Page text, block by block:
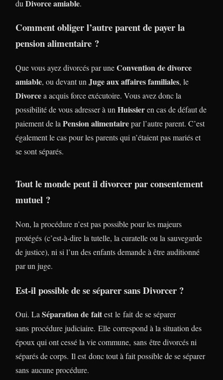
du Divorce amiable.
Comment obliger l’autre parent de payer la
pension alimentaire ?
Que vous ayez divorcés par uneConvention de divorce
amiable, ou devant un Juge aux affaires familiales, le
Divorcea acquis force exécutoire. Vous avez donc la
possibilité de vous adresser à un Huissieren cas de défaut de
paiement de la Pension alimentairepar l’autre parent. C’est
également le cas pour les parents qui n’étaient pas mariés et
se sont séparés.
Tout le monde peut il divorcer par consentement
mutuel ?
Non, la procédure n’est pas possible pour les majeurs
protégés (c’est-à-dire la tutelle, la curatelle ou la sauvegarde
de justice), ni si l’un des enfants demande à être auditionné
par un juge.
Est-il possible de se séparer sans Divorcer ?
Oui. LaSéparation de faitest le fait de se séparer
sans procédure judiciaire. Elle correspond à la situation des
époux qui ont cessé la vie commune, sans être divorcés ni
séparés de corps. Il est donc tout à fait possible de se séparer
sans aucune procédure.